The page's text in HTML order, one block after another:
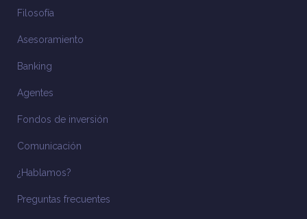
Filosofía
Asesoramiento
Banking
Agentes
Fondos de inversión
Comunicación
¿Hablamos?
Preguntas frecuentes